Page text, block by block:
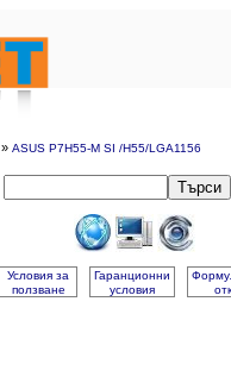
» ASUS P7H55-M SI /H55/LGA1156
Търси
Условия за
ползване
Гаранционни
условия